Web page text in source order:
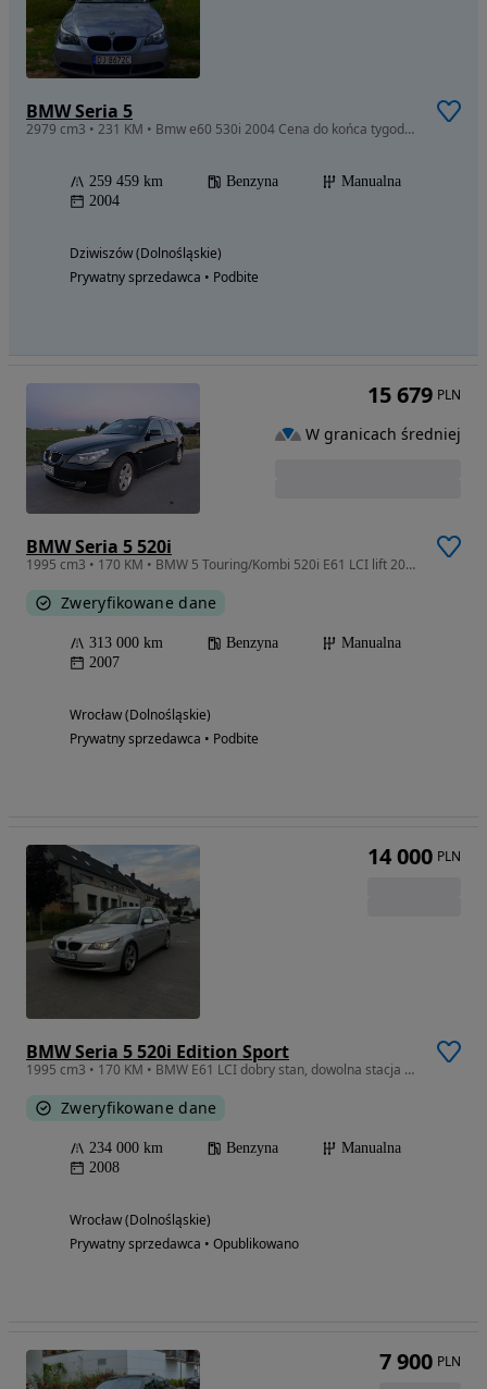
BMW Seria 5
2979 cm3 • 231 KM • Bmw e60 530i 2004 Cena do końca tygodnia
259 459 km Benzyna
Manualna
2004
Dziwiszów (Dolnośląskie)
Prywatny sprzedawca • Podbite
BMW Seria 5 520i
1995 cm3 • 170 KM • BMW 5 Touring/Kombi 520i E61 LCI lift 2007 Wrocław
Zweryfikowane dane
313 000 km Benzyna
Manualna
2007
Wrocław (Dolnośląskie)
Prywatny sprzedawca • Podbite
15 679 PLN
W granicach średniej
BMW Seria 5 520i Edition Sport
1995 cm3 • 170 KM • BMW E61 LCI dobry stan, dowolna stacja do sprawdzenia
Zweryfikowane dane
234 000 km Benzyna
Manualna
2008
Wrocław (Dolnośląskie)
Prywatny sprzedawca • Opublikowano
14 000 PLN
7 900 PLN